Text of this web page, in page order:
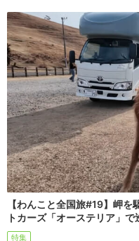
【わんこと全国旅#19】岬
トカーズ「オーステリア」
特集